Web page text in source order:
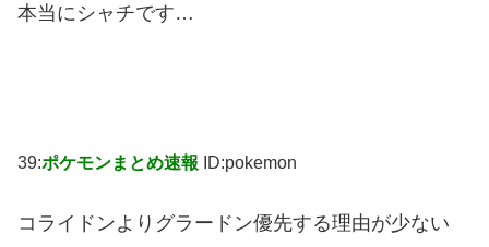
本当にシャチです…
39:ポケモンまとめ速報 ID:pokemon
コライドンよりグラードン優先する理由が少ない